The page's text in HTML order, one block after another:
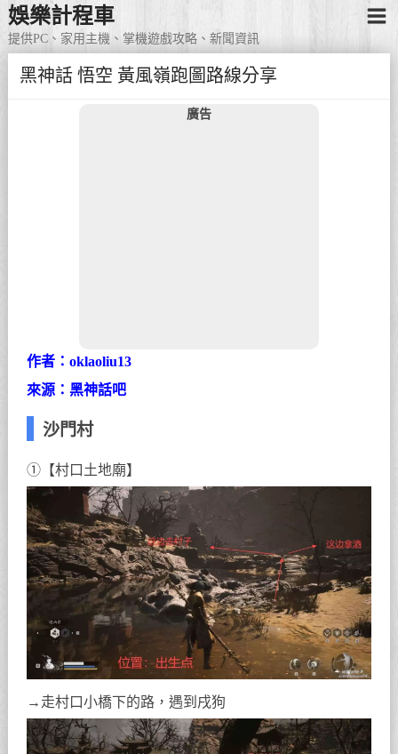
娛樂計程車
提供PC、家用主機、掌機遊戲攻略、新聞資訊
黑神話 悟空 黃風嶺跑圖路線分享
廣告
作者：oklaoliu13
來源：黑神話吧
沙門村
①【村口土地廟】
→走村口小橋下的路，遇到戌狗